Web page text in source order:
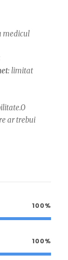
medicul
limitat
ar trebui
100%
100%